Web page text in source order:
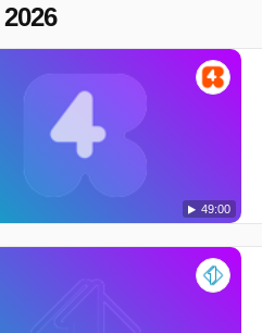
49:00